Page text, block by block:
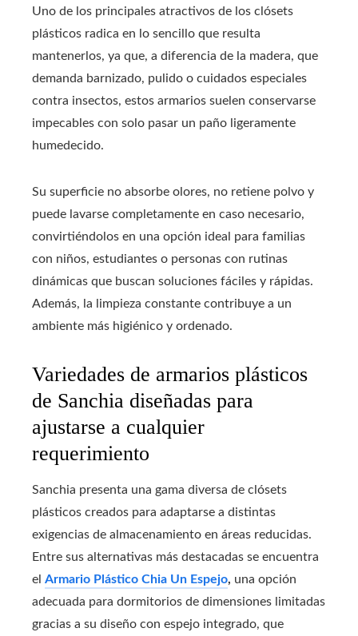
Uno de los principales atractivos de los clósets
plásticos radica en lo sencillo que resulta
mantenerlos, ya que, a diferencia de la madera, que
demanda barnizado, pulido o cuidados especiales
contra insectos, estos armarios suelen conservarse
impecables con solo pasar un paño ligeramente
humedecido.
Su superficie no absorbe olores, no retiene polvo y
puede lavarse completamente en caso necesario,
convirtiéndolos en una opción ideal para familias
con niños, estudiantes o personas con rutinas
dinámicas que buscan soluciones fáciles y rápidas.
Además, la limpieza constante contribuye a un
ambiente más higiénico y ordenado.
Variedades de armarios plásticos
de Sanchia diseñadas para
ajustarse a cualquier
requerimiento
Sanchia presenta una gama diversa de clósets
plásticos creados para adaptarse a distintas
exigencias de almacenamiento en áreas reducidas.
Entre sus alternativas más destacadas se encuentra
el Armario Plástico Chia Un Espejo, una opción
adecuada para dormitorios de dimensiones limitadas
gracias a su diseño con espejo integrado, que